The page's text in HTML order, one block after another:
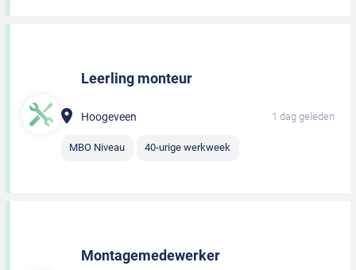
Leerling monteur
Hoogeveen 1 dag geleden
MBO Niveau 40-urige werkweek
Montagemedewerker